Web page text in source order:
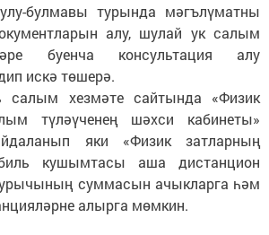
булмавы турында мәгълүматны
алу, шулай ук салым
буенча консультация алу
искә төшерә.
салым хезмәте сайтында «Физик
түләүченең шәхси кабинеты»
яки «Физик затларның
кушымтасы аша дистанцион
суммасын ачыкларга һәм
алырга мөмкин.